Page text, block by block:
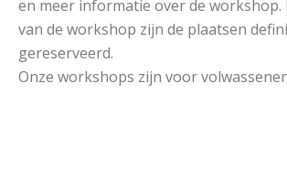
en meer informatie over de
van de workshop zijn de plaatsen
gereserveerd.
Onze workshops zijn voor